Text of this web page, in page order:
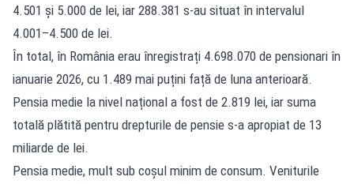
4.501 și 5.000 de lei, iar 288.381 s-au situat în intervalul
4.001–4.500 de lei.
În total, în România erau înregistrați 4.698.070 de pensionari în
ianuarie 2026, cu 1.489 mai puțini față de luna anterioară.
Pensia medie la nivel național a fost de 2.819 lei, iar suma
totală plătită pentru drepturile de pensie s-a apropiat de 13
miliarde de lei.
Pensia medie, mult sub coșul minim de consum. Veniturile